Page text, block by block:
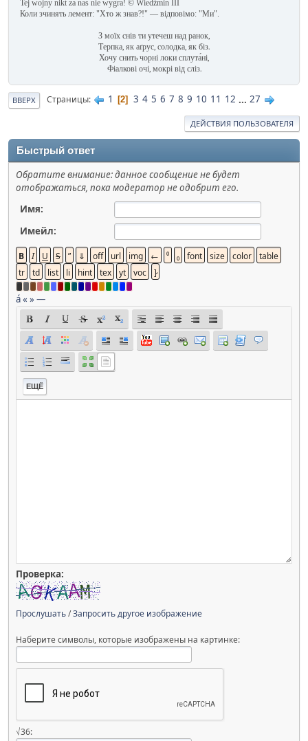
Tej wojny nikt za nas nie wygra! © Wiedźmin III
Коли зчинять лемент: "Хто ж знав?!" — відповімо: "Ми".
З моїх снів ти утечеш над ранок,
Терпка, як аґрус, солодка, як біз.
Хочу снить чорні локи сплута́ні,
Фіалкові очі, мокрі від сліз.
ВВЕРХ Страницы 1 2 3 4 5 6 7 8 9 10 11 12 ... 27
ДЕЙСТВИЯ ПОЛЬЗОВАТЕЛЯ
Быстрый ответ
Обратите внимание: данное сообщение не будет
отображаться, пока модератор не одобрит его.
Имя:
Имейл:
á« »—
ЕЩЁ
Проверка:
Прослушать/Запросить другое изображение
Наберите символы, которые изображены на картинке:
√36: